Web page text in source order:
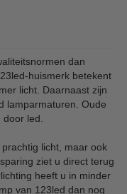
dan
huismerk betekent
licht. Daarnaast zijn
lamparmaturen. Oude
door led.
licht, maar ook
ziet u direct terug
heeft u in minder
van 123led dan nog